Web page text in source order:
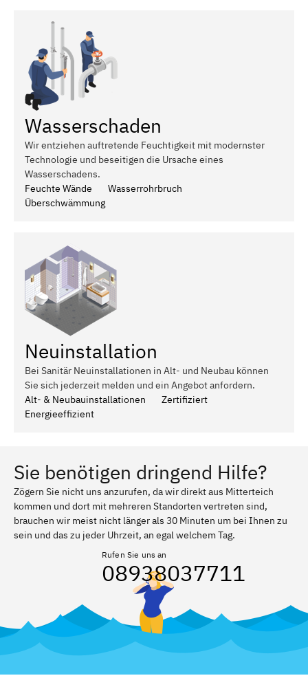
Wasserschaden
Wir entziehen auftretende Feuchtigkeit mit modernster
Technologie und beseitigen die Ursache eines
Wasserschadens.
Feuchte Wände
Wasserrohrbruch
Überschwämmung
Neuinstallation
Bei Sanitär Neuinstallationen in Alt- und Neubau können
Sie sich jederzeit melden und ein Angebot anfordern.
Alt- & Neubauinstallationen
Zertifiziert
Energieeffizient
Sie benötigen dringend Hilfe?
Zögern Sie nicht uns anzurufen, da wir direkt aus Mitterteich
kommen und dort mit mehreren Standorten vertreten sind,
brauchen wir meist nicht länger als 30 Minuten um bei Ihnen zu
sein und das zu jeder Uhrzeit, an egal welchem Tag.
Rufen Sie uns an
08938037711